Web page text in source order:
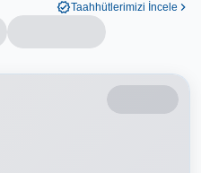
Taahhütlerimizi İncele